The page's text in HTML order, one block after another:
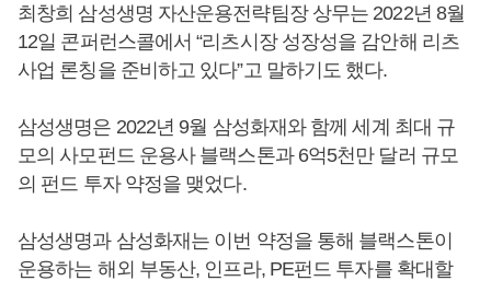
최창희 삼성생명 자산운용전략팀장 상무는 2022년 8월
12일 콘퍼런스콜에서 “리츠시장 성장성을 감안해 리츠
사업 론칭을 준비하고 있다”고 말하기도 했다.
삼성생명은 2022년 9월 삼성화재와 함께 세계 최대 규
모의 사모펀드 운용사 블랙스톤과 6억5천만 달러 규모
의 펀드 투자 약정을 맺었다.
삼성생명과 삼성화재는 이번 약정을 통해 블랙스톤이
운용하는 해외 부동산, 인프라, PE펀드 투자를 확대할